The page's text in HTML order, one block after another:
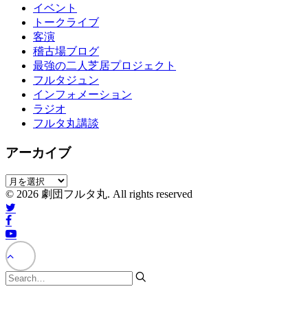
イベント
トークライブ
客演
稽古場ブログ
最強の二人芝居プロジェクト
フルタジュン
インフォメーション
ラジオ
フルタ丸講談
アーカイブ
ア
ー
カ
イ
ブ
© 2026 劇団フルタ丸. All rights reserved